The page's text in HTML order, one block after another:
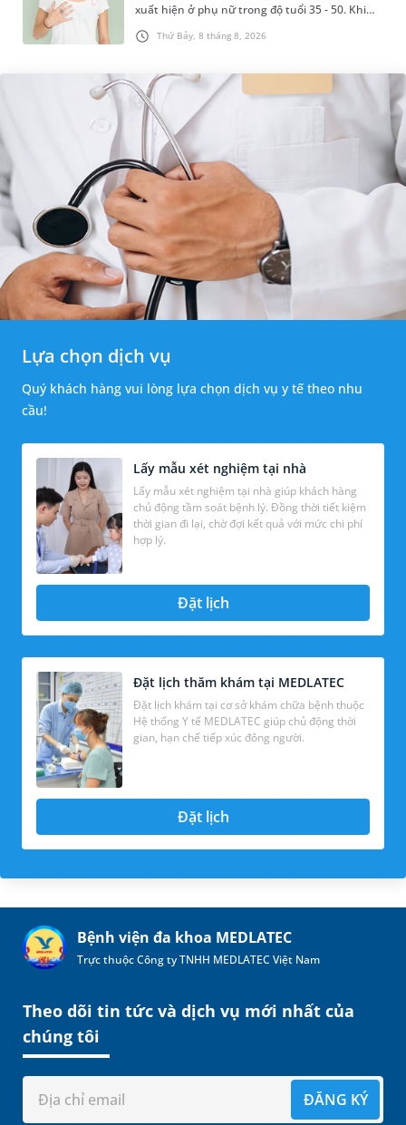
Thứ Bảy, 8 tháng 8, 2026
xuất hiện ở phụ nữ trong độ tuổi 35 - 50. Khi
được chẩn đoán mắc bệnh, nhiều người
thường băn khoăn u nang tuyến v...
Lựa chọn dịch vụ
Quý khách hàng vui lòng lựa chọn dịch vụ y tế theo nhu
cầu!
Lấy mẫu xét nghiệm tại nhà
Lấy mẫu xét nghiệm tại nhà giúp khách hàng
chủ động tầm soát bệnh lý. Đồng thời tiết kiệm
thời gian đi lại, chờ đợi kết quả với mức chi phí
hợp lý.
Đặt lịch
Đặt lịch thăm khám tại MEDLATEC
Đặt lịch khám tại cơ sở khám chữa bệnh thuộc
Hệ thống Y tế MEDLATEC giúp chủ động thời
gian, hạn chế tiếp xúc đông người.
Đặt lịch
Bệnh viện đa khoa MEDLATEC
Trực thuộc Công ty TNHH MEDLATEC Việt Nam
Theo dõi tin tức và dịch vụ mới nhất của
chúng tôi
ĐĂNG KÝ